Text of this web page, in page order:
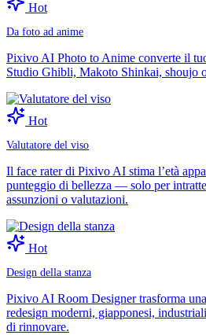
Hot
Da foto ad anime
Pixivo AI Photo to Anime converte il
Studio Ghibli, Makoto Shinkai, shoujo
Hot
Valutatore del viso
Il face rater di Pixivo AI stima l’età
punteggio di bellezza — solo per
assunzioni o valutazioni.
Hot
Design della stanza
Pixivo AI Room Designer trasforma
redesign moderni, giapponesi,
di rinnovare.